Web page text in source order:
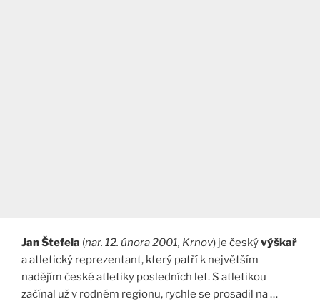
Jan Štefela (nar. 12. února 2001, Krnov) je českývýškař
a atletický reprezentant, který patří k největším
nadějím české atletiky posledních let. S atletikou
začínal už v rodném regionu, rychle se prosadil na …